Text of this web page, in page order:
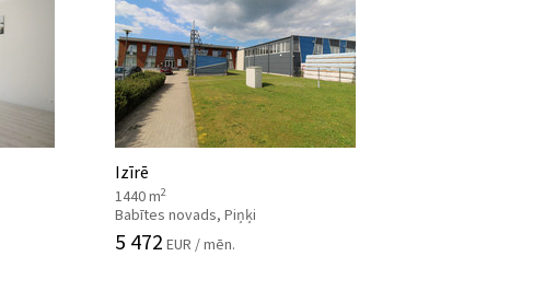
Izīrē
1440 m2
Babītes novads, Piņķi
5 472 EUR / mēn.